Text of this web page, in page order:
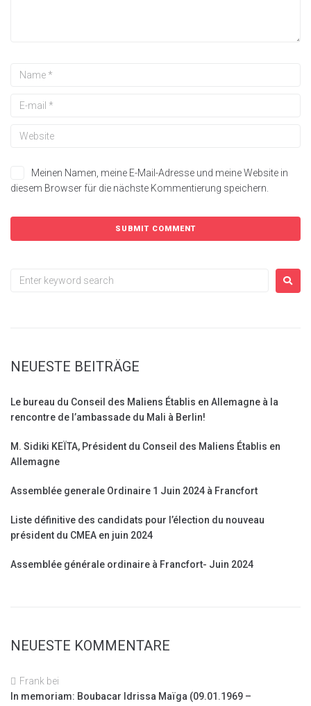
Meinen Namen, meine E-Mail-Adresse und meine Website in
diesem Browser für die nächste Kommentierung speichern.
NEUESTE BEITRÄGE
Le bureau du Conseil des Maliens Établis en Allemagne à la
rencontre de l’ambassade du Mali à Berlin!
M. Sidiki KEÏTA, Président du Conseil des Maliens Établis en
Allemagne
Assemblée generale Ordinaire 1 Juin 2024 à Francfort
Liste définitive des candidats pour l’élection du nouveau
président du CMEA en juin 2024
Assemblée générale ordinaire à Francfort- Juin 2024
NEUESTE KOMMENTARE
Frank bei
In memoriam: Boubacar Idrissa Maïga (09.01.1969 –